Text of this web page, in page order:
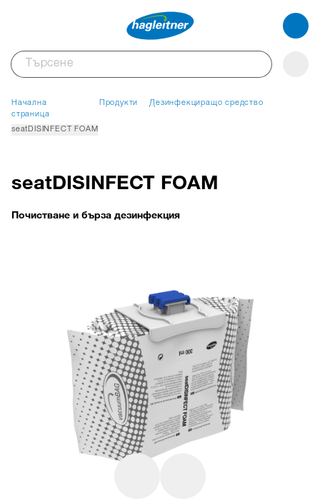
Начална
страница
Продукти Дезинфекциращо средство
seatDISINFECT FOAM
seatDISINFECT FOAM
Почистване и бърза дезинфекция